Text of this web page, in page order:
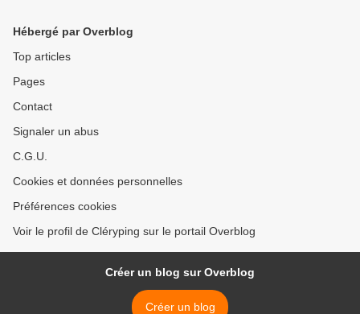
Hébergé par Overblog
Top articles
Pages
Contact
Signaler un abus
C.G.U.
Cookies et données personnelles
Préférences cookies
Voir le profil de Cléryping sur le portail Overblog
Créer un blog sur Overblog
Créer un blog